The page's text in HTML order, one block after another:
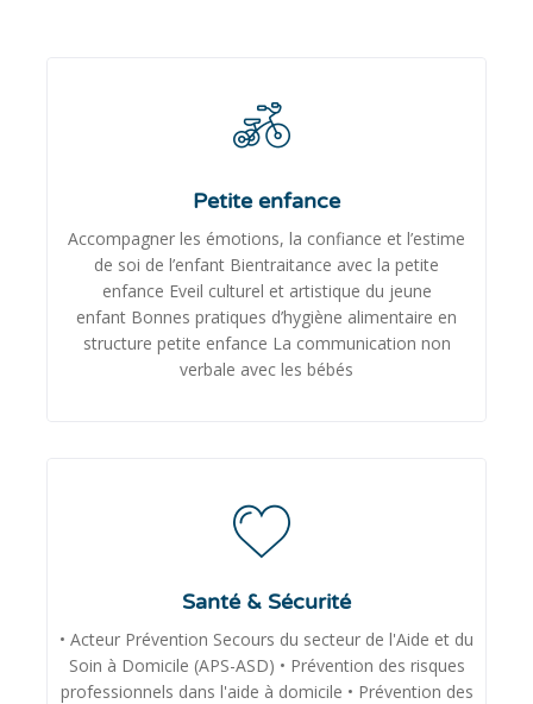
Petite enfance
Accompagner les émotions, la confiance et l’estime
de soi de l’enfant Bientraitance avec la petite
enfance Eveil culturel et artistique du jeune
enfant Bonnes pratiques d’hygiène alimentaire en
structure petite enfance La communication non
verbale avec les bébés
Santé & Sécurité
• Acteur Prévention Secours du secteur de l'Aide et du
Soin à Domicile (APS-ASD) • Prévention des risques
professionnels dans l'aide à domicile • Prévention des